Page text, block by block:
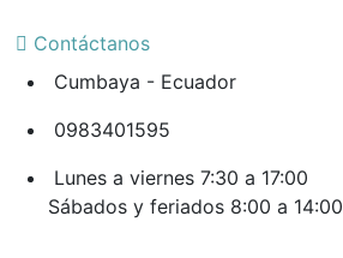
Contáctanos
Cumbaya - Ecuador
0983401595
Lunes a viernes 7:30 a 17:00
Sábados y feriados 8:00 a 14:00